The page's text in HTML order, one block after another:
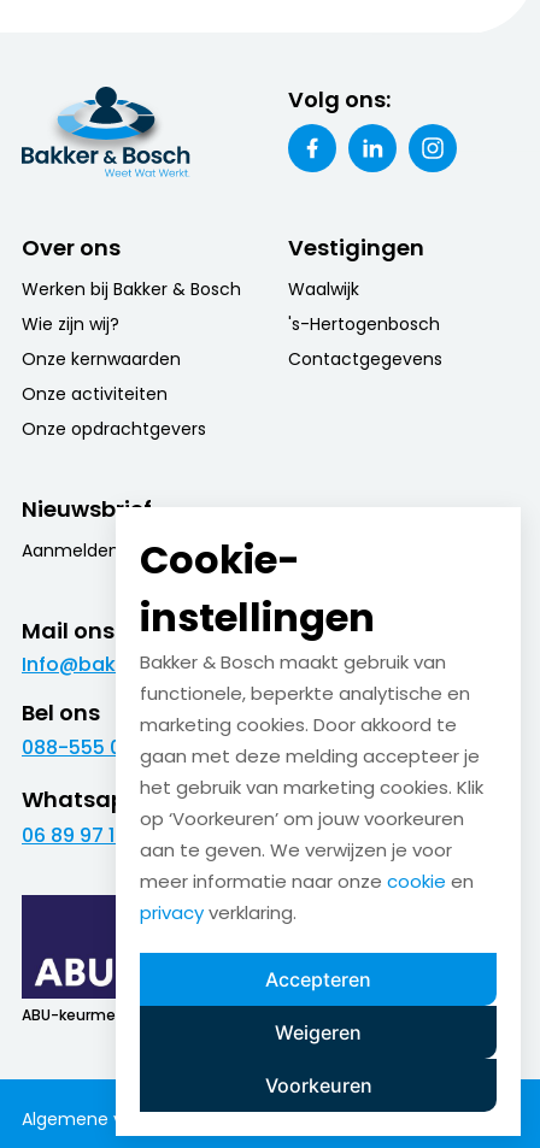
Volg ons:
Over ons
Werken bij Bakker & Bosch
Wie zijn wij?
Onze kernwaarden
Onze activiteiten
Onze opdrachtgevers
Vestigingen
Waalwijk
's-Hertogenbosch
Contactgegevens
Nieuwsbrief
Aanmelden nieuwsbrief
Mail ons
Info@bakkerenbosch.nl
Bel ons
088-555 09 09
Whatsapp
06 89 97 16 01
ABU-keurmerk
Algemene voorwaarden Cookieverklaring
Cookie-
instellingen
Bakker & Bosch maakt gebruik van
functionele, beperkte analytische en
marketing cookies. Door akkoord te
gaan met deze melding accepteer je
het gebruik van marketing cookies. Klik
op ‘Voorkeuren’ om jouw voorkeuren
aan te geven. We verwijzen je voor
meer informatie naar onze cookie en
privacyverklaring.
Accepteren
Weigeren
Voorkeuren